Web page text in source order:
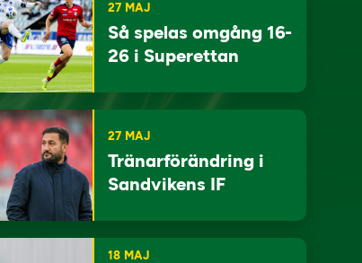
27 MAJ
Så spelas omgång 16-
26 i Superettan
27 MAJ
Tränarförändring i
Sandvikens IF
18 MAJ